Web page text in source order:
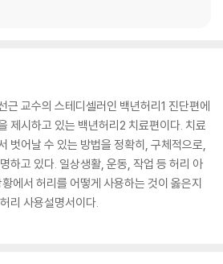
근 교수의 스테디셀러인 백년허리1 진단편에
제시하고 있는 백년허리2 치료편이다. 치료
벗어날 수 있는 방법을 정확히, 구체적으로,
하고 있다. 일상생활, 운동, 작업 등 허리 아
에서 허리를 어떻게 사용하는 것이 옳은지
리 사용설명서이다.